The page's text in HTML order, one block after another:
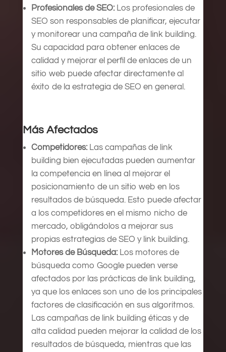
Profesionales de SEO:Los profesionales de
SEO son responsables de planificar, ejecutar
y monitorear una campaña de link building.
Su capacidad para obtener enlaces de
calidad y mejorar el perfil de enlaces de un
sitio web puede afectar directamente al
éxito de la estrategia de SEO en general.
Más Afectados
Competidores:Las campañas de link
building bien ejecutadas pueden aumentar
la competencia en línea al mejorar el
posicionamiento de un sitio web en los
resultados de búsqueda. Esto puede afectar
a los competidores en el mismo nicho de
mercado, obligándolos a mejorar sus
propias estrategias de SEO y link building.
Motores de Búsqueda:Los motores de
búsqueda como Google pueden verse
afectados por las prácticas de link building,
ya que los enlaces son uno de los principales
factores de clasificación en sus algoritmos.
Las campañas de link building éticas y de
alta calidad pueden mejorar la calidad de los
resultados de búsqueda, mientras que las